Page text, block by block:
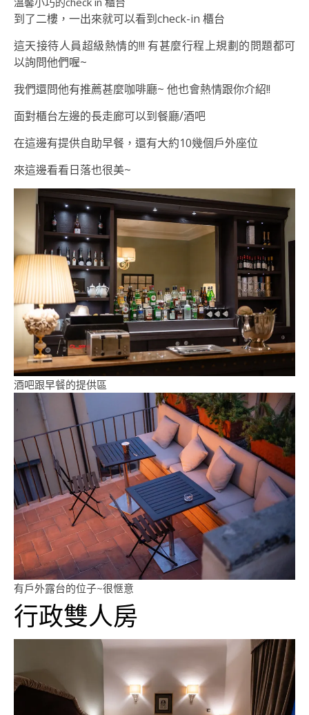
到了二樓，一出來就可以看到check-in 櫃台
這天接待人員超級熱情的!!! 有甚麼行程上規劃的問題都可
以詢問他們喔~
我們還問他有推薦甚麼咖啡廳~ 他也會熱情跟你介紹!!
面對櫃台左邊的長走廊可以到餐廳/酒吧
在這邊有提供自助早餐，還有大約10幾個戶外座位
來這邊看看日落也很美~
酒吧跟早餐的提供區
有戶外露台的位子~很愜意
行政雙人房